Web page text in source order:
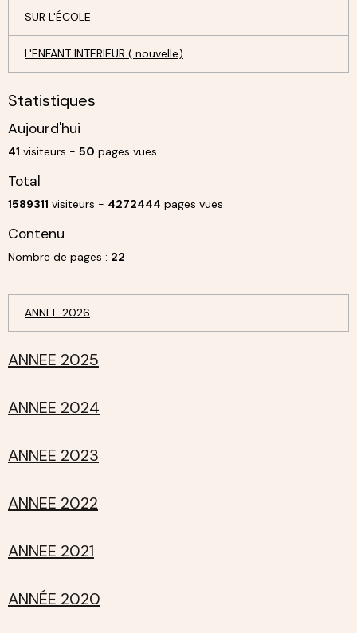
SUR L'ÉCOLE
L'ENFANT INTERIEUR ( nouvelle)
Statistiques
Aujourd'hui
41 visiteurs - 50 pages vues
Total
1589311 visiteurs - 4272444 pages vues
Contenu
Nombre de pages : 22
ANNEE 2026
ANNEE 2025
ANNEE 2024
ANNEE 2023
ANNEE 2022
ANNEE 2021
ANNÉE 2020